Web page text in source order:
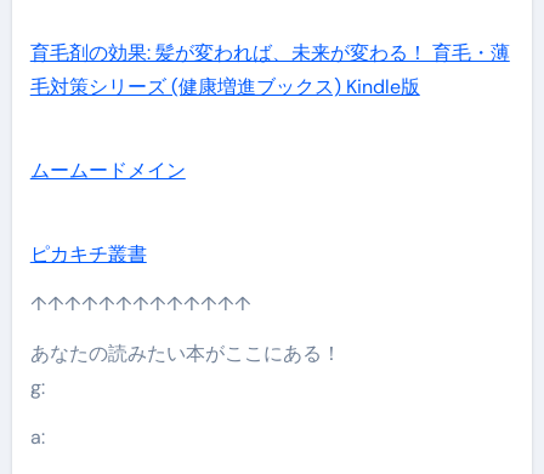
育毛剤の効果: 髪が変われば、未来が変わる！ 育毛・薄
毛対策シリーズ (健康増進ブックス) Kindle版
ムームードメイン
ピカキチ叢書
↑↑↑↑↑↑↑↑↑↑↑↑↑
あなたの読みたい本がここにある！
g:
a: